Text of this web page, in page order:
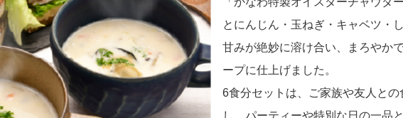
とにんじん・玉ねぎ・キャベツ・
甘みが絶妙に溶け合い、まろやか
ープに仕上げました。
6食分セットは、ご家族や友人との
し、パーティーや特別な日の一品